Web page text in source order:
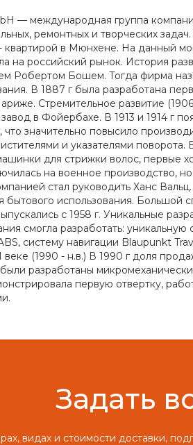
— международная группа
ремонтных и творческих
квартирой в Мюнхене. На данный
на российский рынок. История
Робертом Бошем. Тогда фирма
В 1887 г была разработана
Стремительное развитие
в Фойербахе. В 1913 и 1914 г
значительно повысило
и указателями
для стрижки волос, первые
на военное производство,
стал руководить Ханс
бытового использования.
с 1958 г. Уникальные
смогла разработать:
систему навигации Blaupunkt
веке (1990 - н.в.) В 1990 г доля
разработаны
первую отвертку,
Задать
видах и стоимости доставки,